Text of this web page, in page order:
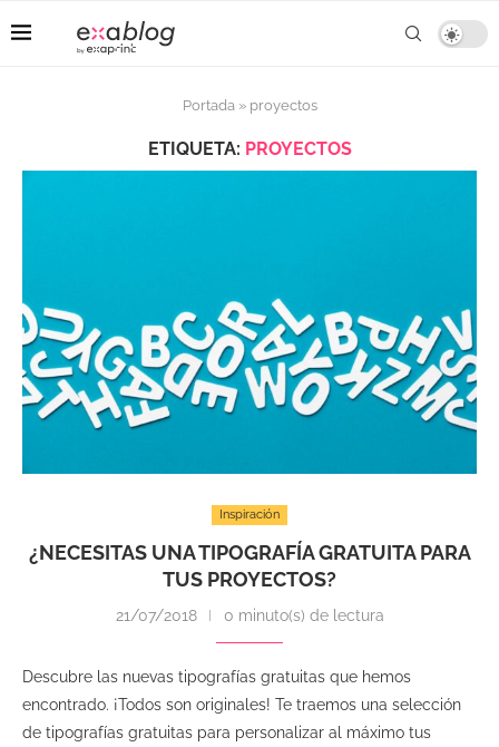
Portada» proyectos
ETIQUETA: PROYECTOS
Inspiración
¿NECESITAS UNA TIPOGRAFÍA GRATUITA PARA
TUS PROYECTOS?
21/07/2018 0 minuto(s) de lectura
Descubre las nuevas tipografías gratuitas que hemos
encontrado. ¡Todos son originales! Te traemos una selección
de tipografías gratuitas para personalizar al máximo tus